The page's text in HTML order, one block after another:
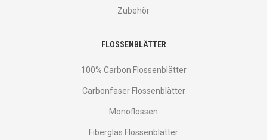
Zubehör
FLOSSENBLÄTTER
100% Carbon Flossenblätter
Carbonfaser Flossenblätter
Monoflossen
Fiberglas Flossenblätter